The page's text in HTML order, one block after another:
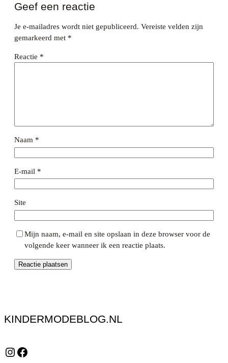
Geef een reactie
Je e-mailadres wordt niet gepubliceerd. Vereiste velden zijn
gemarkeerd met *
Reactie *
Naam *
E-mail *
Site
Mijn naam, e-mail en site opslaan in deze browser voor de
volgende keer wanneer ik een reactie plaats.
KINDERMODEBLOG.NL
Instagram Facebook